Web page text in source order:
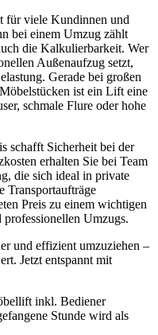
für viele Kundinnen und
bei einem Umzug zählt
die Kalkulierbarkeit. Wer
Außenaufzug setzt,
Gerade bei großen
ist ein Lift eine
schmale Flure oder hohe
schafft Sicherheit bei der
erhalten Sie bei Team
die sich ideal in private
Transportaufträge
Preis zu einem wichtigen
professionellen Umzugs.
und effizient umzuziehen –
Jetzt entspannt mit
inkl. Bediener
Stunde wird als